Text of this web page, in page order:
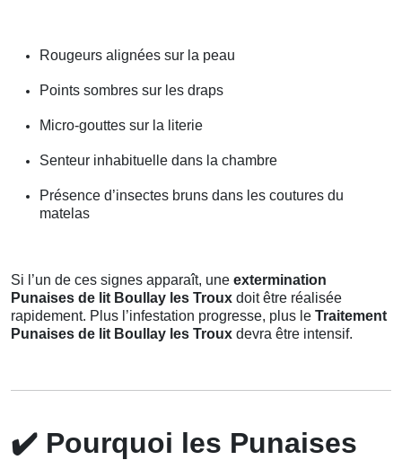
Rougeurs alignées sur la peau
Points sombres sur les draps
Micro-gouttes sur la literie
Senteur inhabituelle dans la chambre
Présence d’insectes bruns dans les coutures du
matelas
Si l’un de ces signes apparaît, une extermination
Punaises de lit Boullay les Troux doit être réalisée
rapidement. Plus l’infestation progresse, plus le Traitement
Punaises de lit Boullay les Troux devra être intensif.
✔️ Pourquoi les Punaises